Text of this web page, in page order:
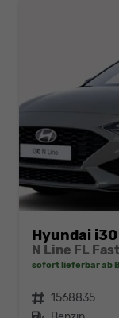
Hyundai i30
N Line FL
sofort lieferbar ab
Fahrzeugnr. 1568835